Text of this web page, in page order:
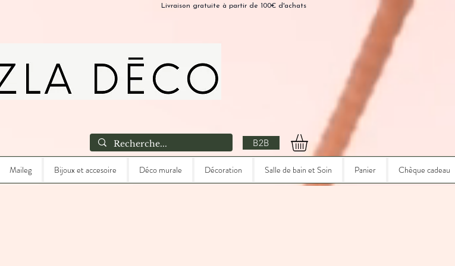
Livraison gratuite à partir de 100€ d'achats
B2B
Maileg Bijoux et accesoire Déco murale Décoration Salle de bain et Soin Panier Chèque cadeau